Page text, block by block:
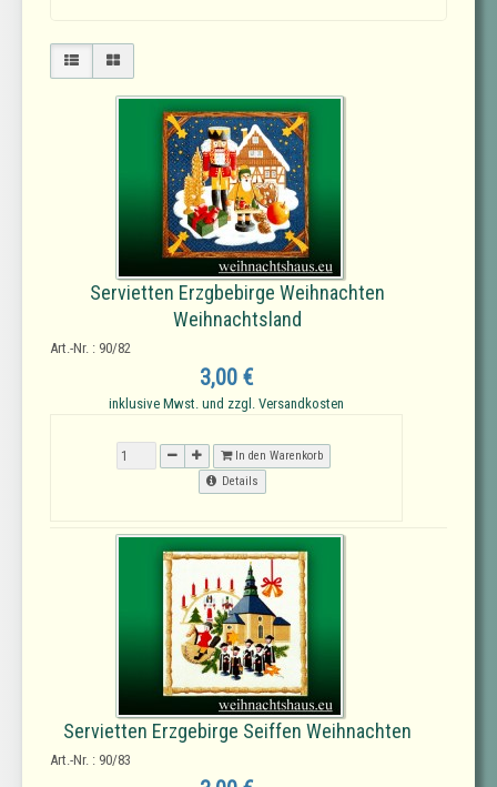
Servietten Erzgbebirge Weihnachten
Weihnachtsland
Art.-Nr. : 90/82
3,00 €
inklusive Mwst. und zzgl. Versandkosten
In den Warenkorb
Details
Servietten Erzgebirge Seiffen Weihnachten
Art.-Nr. : 90/83